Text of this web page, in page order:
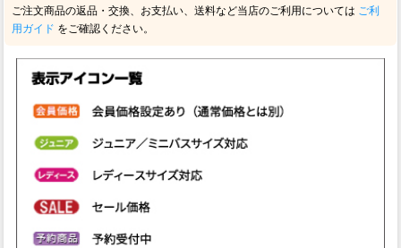
ご注文商品の返品・交換、お支払い、送料など当店のご利用については ご利
用ガイド をご確認ください。